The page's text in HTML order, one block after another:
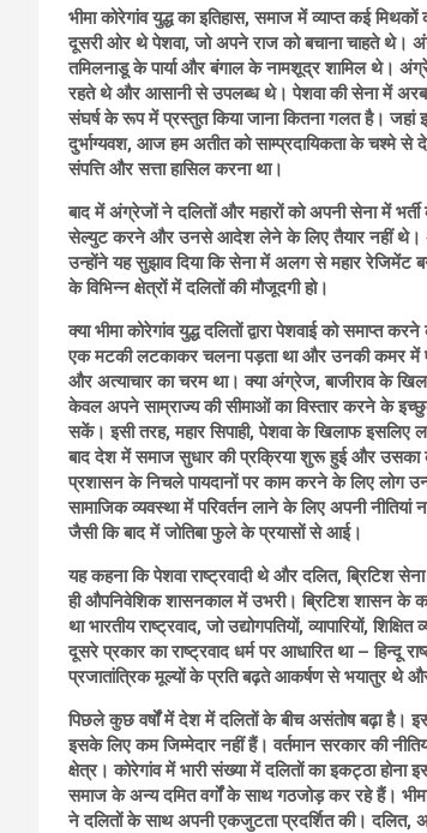
भीमा कोरेगांव युद्ध का इतिहास, समाज में व्याप्त कई
दूसरी ओर थे पेशवा, जो अपने राज को बचाना चाहते थे।
तमिलनाडू के पार्या और बंगाल के नामशूद्र शामिल थे।
रहते थे और आसानी से उपलब्ध थे। पेशवा की सेना में अरब
संघर्ष के रूप में प्रस्तुत किया जाना कितना गलत है। जहां
दुर्भाग्यवश, आज हम अतीत को साम्प्रदायिकता के चश्मे
संपत्ति और सत्ता हासिल करना था।
बाद में अंग्रेजों ने दलितों और महारों को अपनी सेना में
सेल्युट करने और उनसे आदेश लेने के लिए तैयार नहीं थे।
उन्होंने यह सुझाव दिया कि सेना में अलग से महार रेजिमेंट
के विभिन्न क्षेत्रों में दलितों की मौजूदगी हो।
क्या भीमा कोरेगांव युद्ध दलितों द्वारा पेशवाई को समाप्त
एक मटकी लटकाकर चलना पड़ता था और उनकी कमर में
और अत्याचार का चरम था। क्या अंग्रेज, बाजीराव के
केवल अपने साम्राज्य की सीमाओं का विस्तार करने के
सकें। इसी तरह, महार सिपाही, पेशवा के खिलाफ
बाद देश में समाज सुधार की प्रक्रिया शुरू हुई और उसका
प्रशासन के निचले पायदानों पर काम करने के लिए लोग
सामाजिक व्यवस्था में परिवर्तन लाने के लिए अपनी
जैसी कि बाद में जोतिबा फुले के प्रयासों से आई।
यह कहना कि पेशवा राष्ट्रवादी थे और दलित, ब्रिटिश
ही औपनिवेशिक शासनकाल में उभरी। ब्रिटिश शासन के
था भारतीय राष्ट्रवाद, जो उद्योगपतियों, व्यापारियों,
दूसरे प्रकार का राष्ट्रवाद धर्म पर आधारित था – हिन्दू
प्रजातांत्रिक मूल्यों के प्रति बढ़ते आकर्षण से भयातुर थे
पिछले कुछ वर्षों में देश में दलितों के बीच असंतोष बढ़ा है।
इसके लिए कम जिम्मेदार नहीं हैं। वर्तमान सरकार की
क्षेत्र। कोरेगांव में भारी संख्या में दलितों का इकट्ठा
समाज के अन्य दमित वर्गों के साथ गठजोड़ कर रहे हैं।
ने दलितों के साथ अपनी एकजुटता प्रदर्शित की।